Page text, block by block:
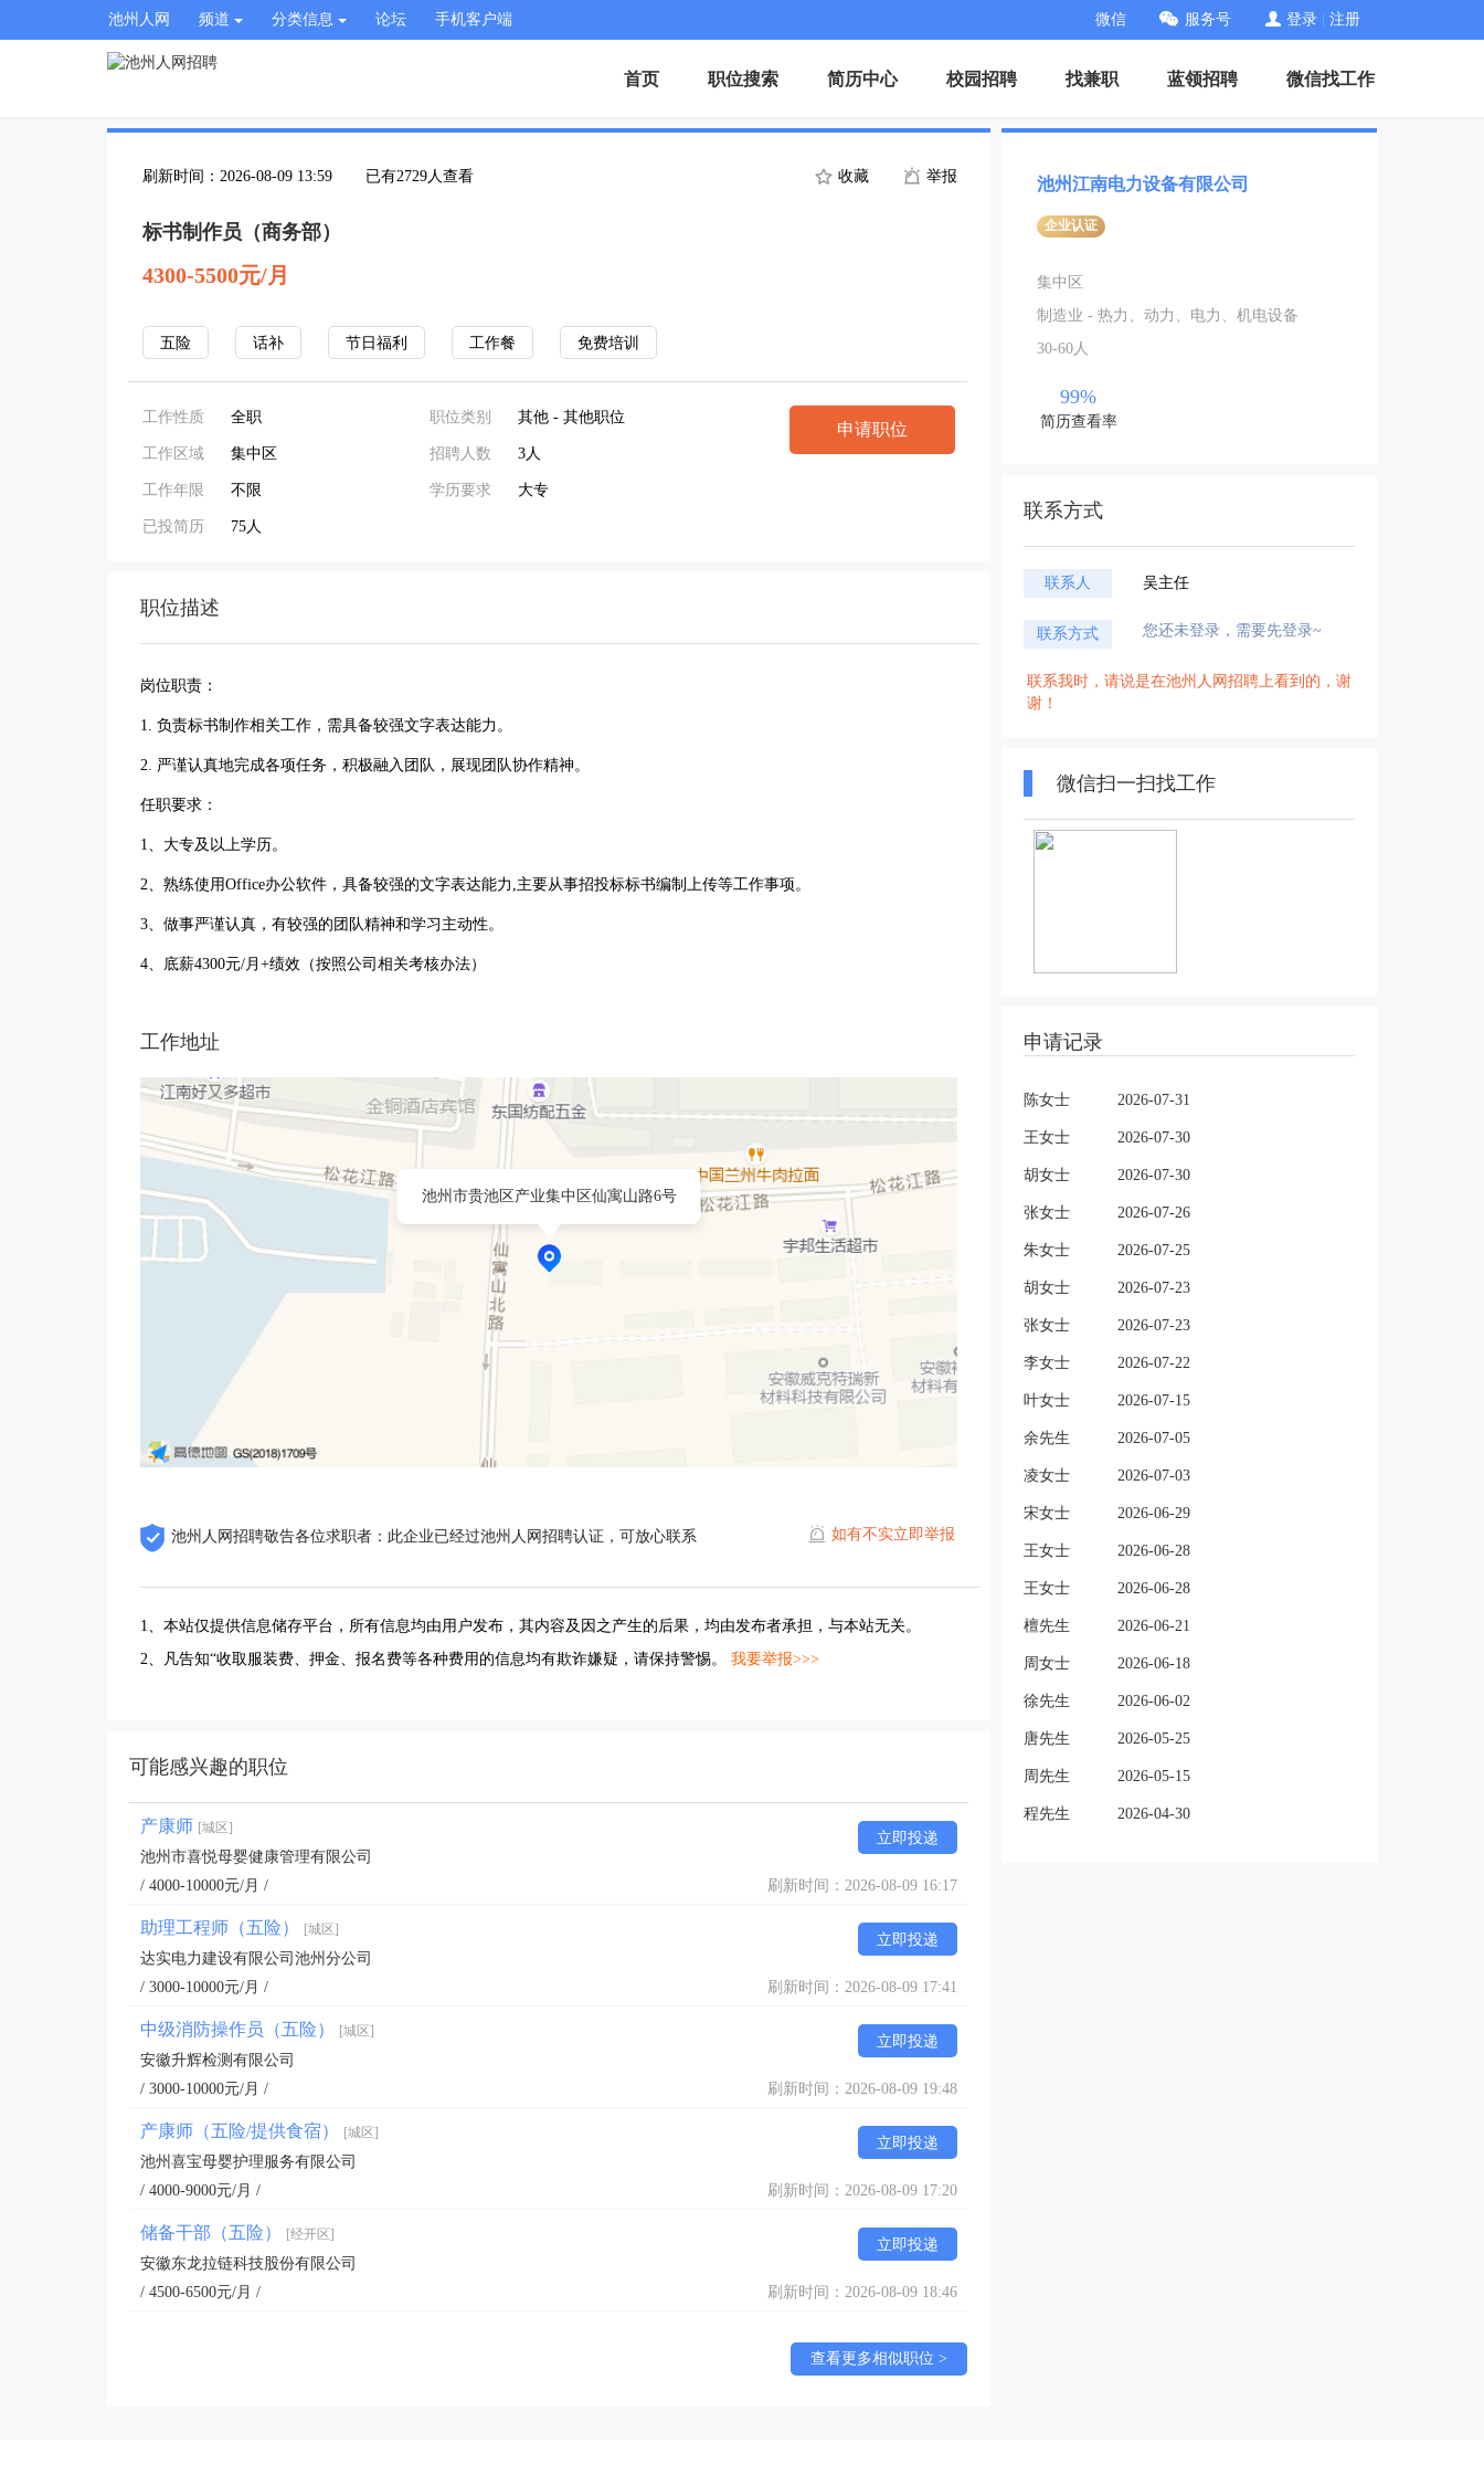
池州人网 频道 分类信息 论坛 手机客户端 微信 服务号 登录 注册
首页 职位搜索 简历中心 校园招聘 找兼职 蓝领招聘 微信找工作
刷新时间：2026-08-09 13:59 已有2729人查看 收藏 举报
标书制作员（商务部）
4300-5500元/月
五险 话补 节日福利 工作餐 免费培训
工作性质 全职
工作区域 集中区
工作年限 不限
已投简历 75人
职位类别 其他 - 其他职位
招聘人数 3人
学历要求 大专
申请职位
职位描述
岗位职责：
1. 负责标书制作相关工作，需具备较强文字表达能力。
2. 严谨认真地完成各项任务，积极融入团队，展现团队协作精神。
任职要求：
1、大专及以上学历。
2、熟练使用Office办公软件，具备较强的文字表达能力,主要从事招投标标书编制上传等工作事项。
3、做事严谨认真，有较强的团队精神和学习主动性。
4、底薪4300元/月+绩效（按照公司相关考核办法）
工作地址
池州市贵池区产业集中区仙寓山路6号
池州人网招聘敬告各位求职者：此企业已经过池州人网招聘认证，可放心联系 如有不实立即举报
1、本站仅提供信息储存平台，所有信息均由用户发布，其内容及因之产生的后果，均由发布者承担，与本站无关。
2、凡告知“收取服装费、押金、报名费等各种费用的信息均有欺诈嫌疑，请保持警惕。 我要举报>>>
可能感兴趣的职位
产康师 [城区]
立即投递
池州市喜悦母婴健康管理有限公司
/ 4000-10000元/月 /
刷新时间：2026-08-09 16:17
助理工程师（五险） [城区]
立即投递
达实电力建设有限公司池州分公司
/ 3000-10000元/月 /
刷新时间：2026-08-09 17:41
中级消防操作员（五险） [城区]
立即投递
安徽升辉检测有限公司
/ 3000-10000元/月 /
刷新时间：2026-08-09 19:48
产康师（五险/提供食宿） [城区]
立即投递
池州喜宝母婴护理服务有限公司
/ 4000-9000元/月 /
刷新时间：2026-08-09 17:20
储备干部（五险） [经开区]
立即投递
安徽东龙拉链科技股份有限公司
/ 4500-6500元/月 /
刷新时间：2026-08-09 18:46
查看更多相似职位 >
池州江南电力设备有限公司
企业认证
集中区
制造业 - 热力、动力、电力、机电设备
30-60人
99%
简历查看率
联系方式
联系人 吴主任
联系方式 您还未登录，需要先登录~
联系我时，请说是在池州人网招聘上看到的，谢
谢！
微信扫一扫找工作
申请记录
陈女士 2026-07-31
王女士 2026-07-30
胡女士 2026-07-30
张女士 2026-07-26
朱女士 2026-07-25
胡女士 2026-07-23
张女士 2026-07-23
李女士 2026-07-22
叶女士 2026-07-15
余先生 2026-07-05
凌女士 2026-07-03
宋女士 2026-06-29
王女士 2026-06-28
王女士 2026-06-28
檀先生 2026-06-21
周女士 2026-06-18
徐先生 2026-06-02
唐先生 2026-05-25
周先生 2026-05-15
程先生 2026-04-30